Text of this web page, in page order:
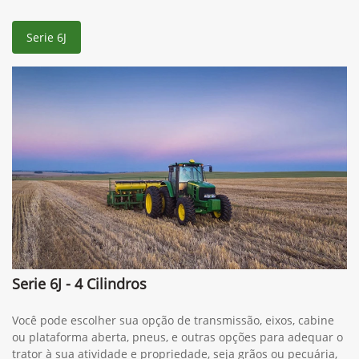
Serie 6J
Serie 6J - 4 Cilindros
Você pode escolher sua opção de transmissão, eixos, cabine
ou plataforma aberta, pneus, e outras opções para adequar o
trator à sua atividade e propriedade, seja grãos ou pecuária,